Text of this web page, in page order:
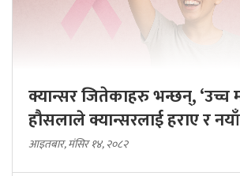
क्यान्सर जितेकाहरु भन्छन्, ‘उच्च
हौसलाले क्यान्सरलाई हराए र
आइतबार, मंसिर १४, २०८२